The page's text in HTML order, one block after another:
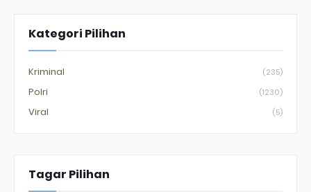
Kategori Pilihan
Kriminal (235)
Polri (1230)
Viral (5)
Tagar Pilihan